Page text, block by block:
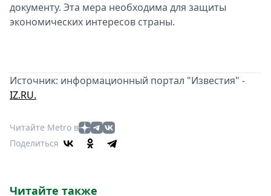
документу. Эта мера необходима для защиты
экономических интересов страны.
Источник: информационный портал "Известия" -
IZ.RU.
Читайте Metro в
Поделиться
Читайте также